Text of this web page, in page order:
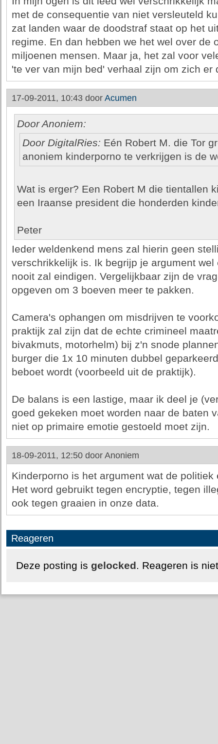
met de consequentie van niet versleuteld
zat landen waar de doodstraf staat op het
regime. En dan hebben we het wel over de
miljoenen mensen. Maar ja, het zal voor
'te ver van mijn bed' verhaal zijn om zich er
17-09-2011, 10:43 door Acumen
Door Anoniem:
Door DigitalRies: Eén Robert M. die Tor
anoniem kinderporno te verkrijgen is de
Wat is erger? Een Robert M die tientallen
een Iraanse president die honderden
Peter
Ieder weldenkend mens zal hierin geen
verschrikkelijk is. Ik begrijp je argument
nooit zal eindigen. Vergelijkbaar zijn de
opgeven om 3 boeven meer te pakken.
Camera's ophangen om misdrijven te
praktijk zal zijn dat de echte crimineel
bivakmuts, motorhelm) bij z'n snode
burger die 1x 10 minuten dubbel
beboet wordt (voorbeeld uit de praktijk).
De balans is een lastige, maar ik deel je
goed gekeken moet worden naar de baten
niet op primaire emotie gestoeld moet zijn.
18-09-2011, 12:50 door Anoniem
Kinderporno is het argument wat de
Het word gebruikt tegen encryptie, tegen
ook tegen graaien in onze data.
Reageren
Deze posting is gelocked. Reageren is